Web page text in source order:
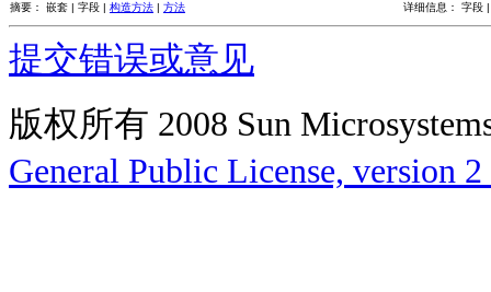
摘要： 嵌套 | 字段 | 构造方法 | 方法 详细信息： 字段
提交错误或意见
版权所有 2008 Sun
General Public License, version